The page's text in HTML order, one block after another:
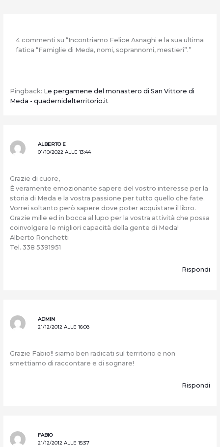
4 commenti su “Incontriamo Felice Asnaghi e la sua ultima
fatica “Famiglie di Meda, nomi, soprannomi, mestieri”.”
Pingback: Le pergamene del monastero di San Vittore di
Meda - quadernidelterritorio.it
ALBERTO E
01/10/2022 ALLE 13:44
Grazie di cuore,
È veramente emozionante sapere del vostro interesse per la
storia di Meda e la vostra passione per tutto quello che fate.
Vorrei soltanto però sapere dove poter acquistare il libro.
Grazie mille ed in bocca al lupo per la vostra attività che possa
coinvolgere le migliori capacità della gente di Meda!
Alberto Ronchetti
Tel. 338 5391951
Rispondi
ADMIN
21/12/2012 ALLE 16:08
Grazie Fabio!! siamo ben radicati sul territorio e non
smettiamo di raccontare e di sognare!
Rispondi
FABIO
21/12/2012 ALLE 15:37